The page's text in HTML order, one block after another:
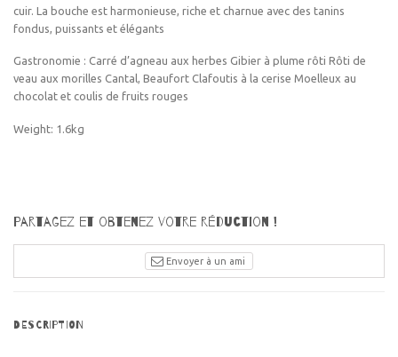
cuir. La bouche est harmonieuse, riche et charnue avec des tanins
fondus, puissants et élégants
Gastronomie : Carré d’agneau aux herbes Gibier à plume rôti Rôti de
veau aux morilles Cantal, Beaufort Clafoutis à la cerise Moelleux au
chocolat et coulis de fruits rouges
Weight: 1.6kg
Partagez et obtenez votre réduction !
Envoyer à un ami
DESCRIPTION